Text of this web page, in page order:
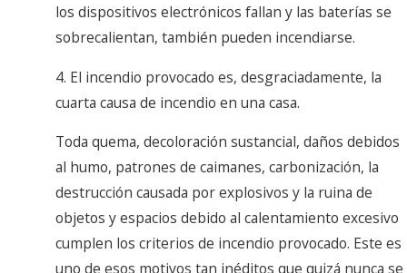
los dispositivos electrónicos fallan y las baterías se
sobrecalientan, también pueden incendiarse.
4. El incendio provocado es, desgraciadamente, la
cuarta causa de incendio en una casa.
Toda quema, decoloración sustancial, daños debidos
al humo, patrones de caimanes, carbonización, la
destrucción causada por explosivos y la ruina de
objetos y espacios debido al calentamiento excesivo
cumplen los criterios de incendio provocado. Este es
uno de esos motivos tan inéditos que quizá nunca se